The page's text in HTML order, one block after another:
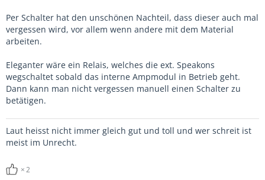
Per Schalter hat den unschönen Nachteil, dass dieser auch mal
vergessen wird, vor allem wenn andere mit dem Material
arbeiten.
Eleganter wäre ein Relais, welches die ext. Speakons
wegschaltet sobald das interne Ampmodul in Betrieb geht.
Dann kann man nicht vergessen manuell einen Schalter zu
betätigen.
Laut heisst nicht immer gleich gut und toll und wer schreit ist
meist im Unrecht.
2